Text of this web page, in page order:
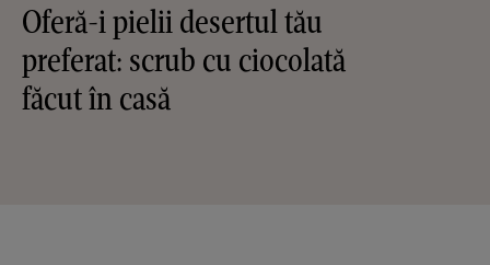
Oferă-i pielii desertul tău
preferat: scrub cu ciocolată
făcut în casă